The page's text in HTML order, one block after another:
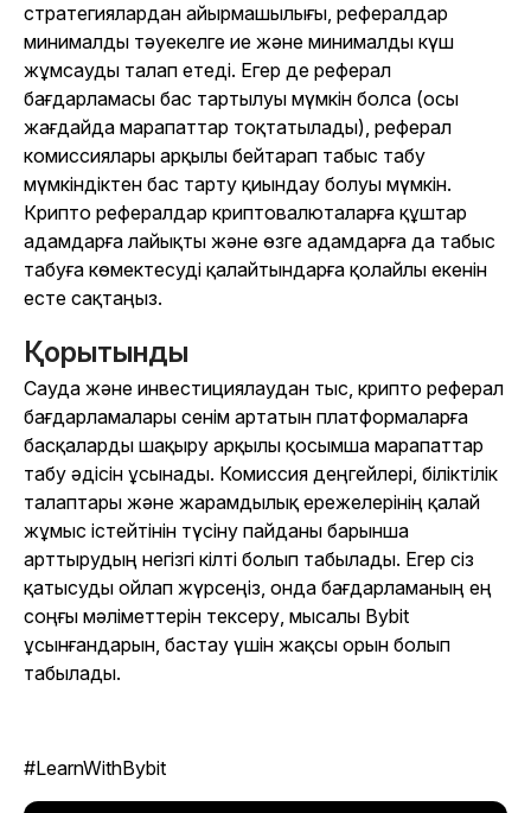
стратегиялардан айырмашылығы, рефералдар
минималды тәуекелге ие және минималды күш
жұмсауды талап етеді. Егер де реферал
бағдарламасы бас тартылуы мүмкін болса (осы
жағдайда марапаттар тоқтатылады), реферал
комиссиялары арқылы бейтарап табыс табу
мүмкіндіктен бас тарту қиындау болуы мүмкін.
Крипто рефералдар криптовалюталарға құштар
адамдарға лайықты және өзге адамдарға да табыс
табуға көмектесуді қалайтындарға қолайлы екенін
есте сақтаңыз.
Қорытынды
Сауда және инвестициялаудан тыс, крипто реферал
бағдарламалары сенім артатын платформаларға
басқаларды шақыру арқылы қосымша марапаттар
табу әдісін ұсынады. Комиссия деңгейлері, біліктілік
талаптары және жарамдылық ережелерінің қалай
жұмыс істейтінін түсіну пайданы барынша
арттырудың негізгі кілті болып табылады. Егер сіз
қатысуды ойлап жүрсеңіз, онда бағдарламаның ең
соңғы мәліметтерін тексеру, мысалы Bybit
ұсынғандарын, бастау үшін жақсы орын болып
табылады.
#LearnWithBybit